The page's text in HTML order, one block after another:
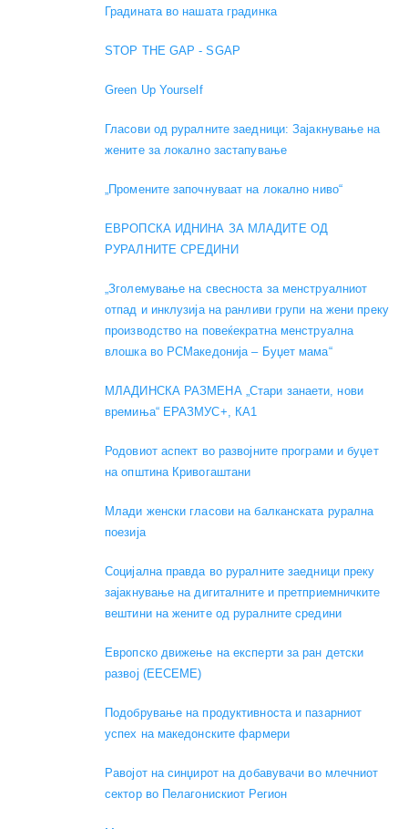
Градината во нашата градинка
STOP THE GAP - SGAP
Green Up Yourself
Гласови од руралните заедници: Зајакнување на
жените за локално застапување
„Промените започнуваат на локално ниво“
ЕВРОПСКА ИДНИНА ЗА МЛАДИТЕ ОД
РУРАЛНИТЕ СРЕДИНИ
„Зголемување на свесноста за менструалниот
отпад и инклузија на ранливи групи на жени преку
производство на повеќекратна менструална
влошка во РСМакедонија – Буџет мама“
МЛАДИНСКА РАЗМЕНА „Стари занаети, нови
времиња“ ЕРАЗМУС+, КА1
Родовиот аспект во развојните програми и буџет
на општина Кривогаштани
Mлади женски гласови на балканската рурална
поезија
Социјална правда во руралните заедници преку
зајакнување на дигиталните и претприемничките
вештини на жените од руралните средини
Европско движење на експерти за ран детски
развој (EECEME)
Подобрување на продуктивноста и пазарниот
успех на македонските фармери
Равојот на синџирот на добавувачи во млечниот
сектор во Пелагонискиот Регион